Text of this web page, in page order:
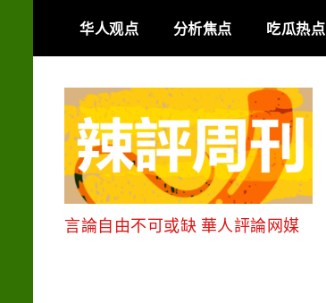
content
华人观点 分析焦点 吃瓜热点
言論自由不可或缺 華人評論网媒